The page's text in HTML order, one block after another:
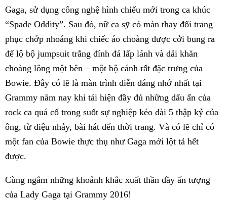
Gaga, sử dụng công nghệ hình chiếu mới trong ca khúc
“Spade Oddity”. Sau đó, nữ ca sỹ có màn thay đổi trang
phục chớp nhoáng khi chiếc áo choàng được cởi bung ra
để lộ bộ jumpsuit trắng đính đá lấp lánh và dải khăn
choàng lông một bên – một bộ cánh rất đặc trưng của
Bowie. Đây có lẽ là màn trình diễn đáng nhớ nhất tại
Grammy năm nay khi tái hiện đầy đủ những dấu ấn của
rock ca quá cố trong suốt sự nghiệp kéo dài 5 thập kỷ của
ông, từ điệu nhảy, bài hát đến thời trang. Và có lẽ chỉ có
một fan của Bowie thực thụ như Gaga mới lột tả hết
được.
Cùng ngắm những khoảnh khắc xuất thần đầy ấn tượng
của Lady Gaga tại Grammy 2016!